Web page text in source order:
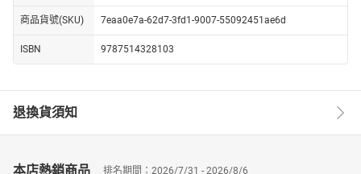
商品貨號(SKU) 7eaa0e7a-62d7-3fd1-9007-55092451ae6d
ISBN 9787514328103
退換貨須知
本店熱銷商品 排名期間：2026/7/31 - 2026/8/6